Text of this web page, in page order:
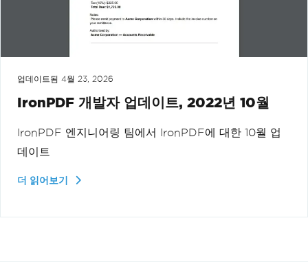
업데이트됨 4월 23, 2026
IronPDF 개발자 업데이트, 2022년 10월
IronPDF 엔지니어링 팀에서 IronPDF에 대한 10월 업
데이트
더 읽어보기